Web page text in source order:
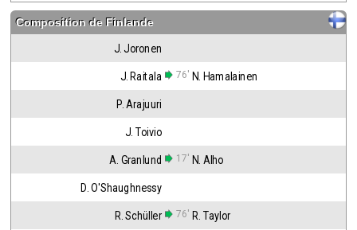
Composition de Finlande
J. Joronen
J. Raitala 76' N. Hamalainen
P. Arajuuri
J. Toivio
A. Granlund 17' N. Alho
D. O'Shaughnessy
R. Schüller 76' R. Taylor